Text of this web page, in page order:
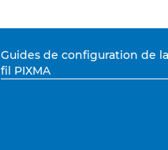
Guides de configuration de
fil PIXMA